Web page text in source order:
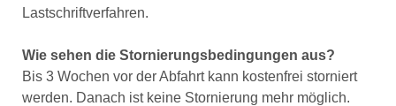
Lastschriftverfahren.
Wie sehen die Stornierungsbedingungen aus?
Bis 3 Wochen vor der Abfahrt kann kostenfrei storniert
werden. Danach ist keine Stornierung mehr möglich.